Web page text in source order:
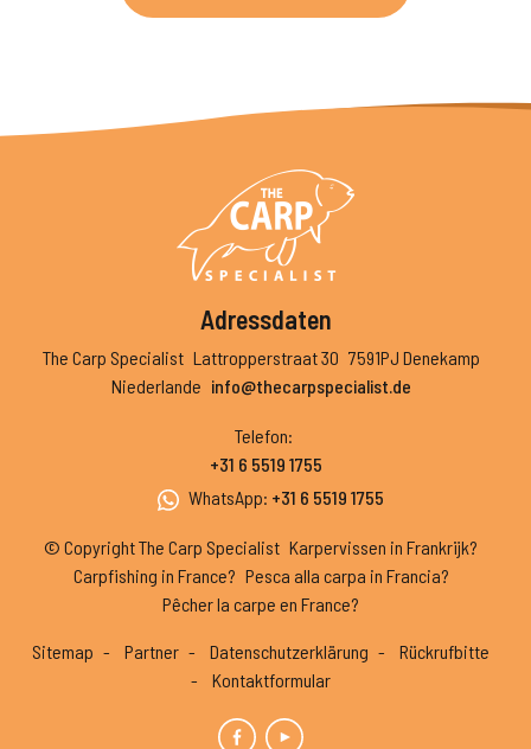
Adressdaten
The Carp Specialist Lattropperstraat 30 7591PJ Denekamp
Niederlande info@thecarpspecialist.de
Telefon:
+31 6 5519 1755
WhatsApp: +31 6 5519 1755
© Copyright The Carp Specialist Karpervissen in Frankrijk?
Carpfishing in France? Pesca alla carpa in Francia?
Pêcher la carpe en France?
Sitemap Partner Datenschutzerklärung
Rückrufbitte
Kontaktformular